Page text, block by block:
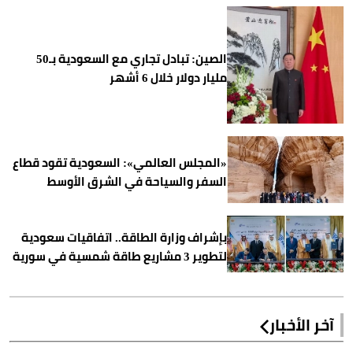
الصين: تبادل تجاري مع السعودية بـ50
مليار دولار خلال 6 أشهر
«المجلس العالمي»: السعودية تقود قطاع
السفر والسياحة في الشرق الأوسط
بإشراف وزارة الطاقة.. اتفاقيات سعودية
لتطوير 3 مشاريع طاقة شمسية في سورية
آخر الأخبار